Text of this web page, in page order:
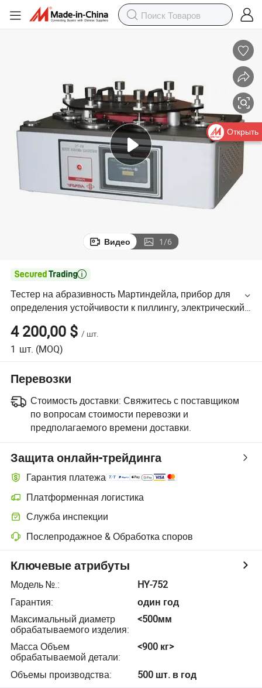
Видео 1/6

Тестер на абразивность Мартиндейла, прибор для
определения устойчивости к пиллингу, электрический
аппарат для тканей / машина для тестирования
абразивности Мартиндейла
4 200,00 $ / шт.
1 шт. (MOQ)
Перевозки
Стоимость доставки: Свяжитесь с поставщиком
по вопросам стоимости перевозки и
предполагаемого времени доставки.
Защита онлайн-трейдинга
Гарантия платежа
Платформенная логистика
Служба инспекции
Послепродажное & Обработка споров
Ключевые атрибуты
Модель №.:
HY-752
Гарантия:
один год
Максимальный диаметр
обрабатываемого изделия:
<500мм
Масса Объем
обрабатываемой детали:
<900 кг>
Объемы производства: 500 шт. в год
Открыть